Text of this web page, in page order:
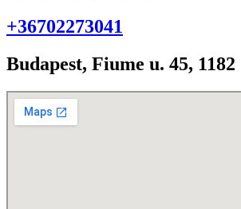
+36702273041
Budapest, Fiume u. 45, 1182